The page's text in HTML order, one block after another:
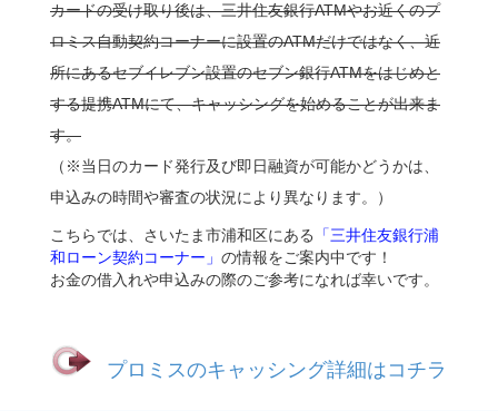
カードの受け取り後は、三井住友銀行ATMやお近くのプ
ロミス自動契約コーナーに設置のATMだけではなく、近
所にあるセブイレブン設置のセブン銀行ATMをはじめと
する提携ATMにて、キャッシングを始めることが出来ま
す。
（※当日のカード発行及び即日融資が可能かどうかは、
申込みの時間や審査の状況により異なります。）
こちらでは、さいたま市浦和区にある
「三井住友銀行浦
和ローン契約コーナー」 の情報をご案内中です！
お金の借入れや申込みの際のご参考になれば幸いです。
プロミスのキャッシング詳細はコチラ